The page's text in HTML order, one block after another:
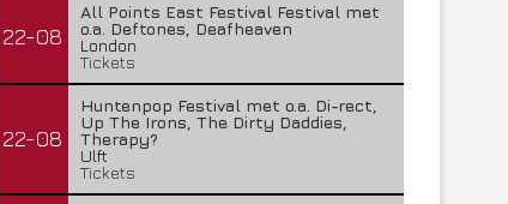
22-08
All Points East Festival Festival met
o.a. Deftones, Deafheaven
London
Tickets
22-08
Huntenpop Festival met o.a. Di-rect,
Up The Irons, The Dirty Daddies,
Therapy?
Ulft
Tickets